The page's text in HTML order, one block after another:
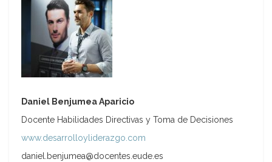
Daniel Benjumea Aparicio
Docente Habilidades Directivas y Toma de Decisiones
www.desarrolloyliderazgo.com
daniel.benjumea@docentes.eude.es